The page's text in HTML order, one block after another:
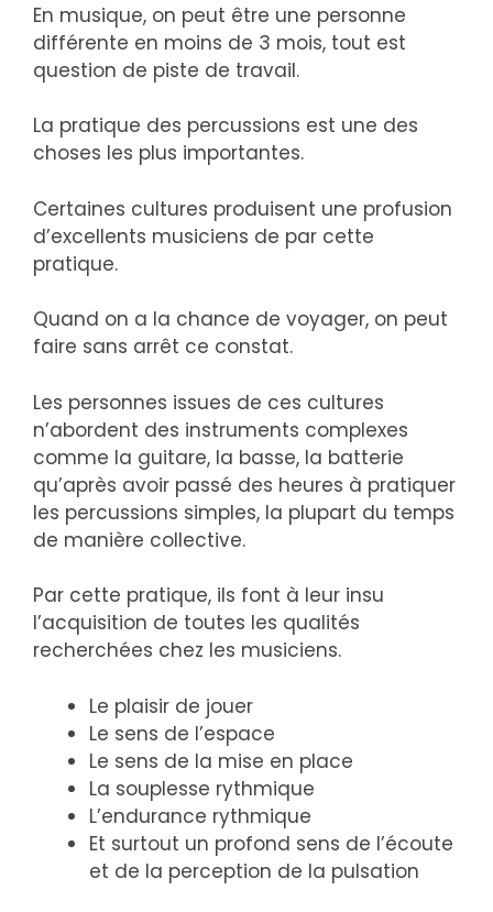
En musique, on peut être une personne
différente en moins de 3 mois, tout est
question de piste de travail.
La pratique des percussions est une des
choses les plus importantes.
Certaines cultures produisent une profusion
d’excellents musiciens de par cette
pratique.
Quand on a la chance de voyager, on peut
faire sans arrêt ce constat.
Les personnes issues de ces cultures
n’abordent des instruments complexes
comme la guitare, la basse, la batterie
qu’après avoir passé des heures à pratiquer
les percussions simples, la plupart du temps
de manière collective.
Par cette pratique, ils font à leur insu
l’acquisition de toutes les qualités
recherchées chez les musiciens.
Le plaisir de jouer
Le sens de l’espace
Le sens de la mise en place
La souplesse rythmique
L’endurance rythmique
Et surtout un profond sens de l’écoute
et de la perception de la pulsation